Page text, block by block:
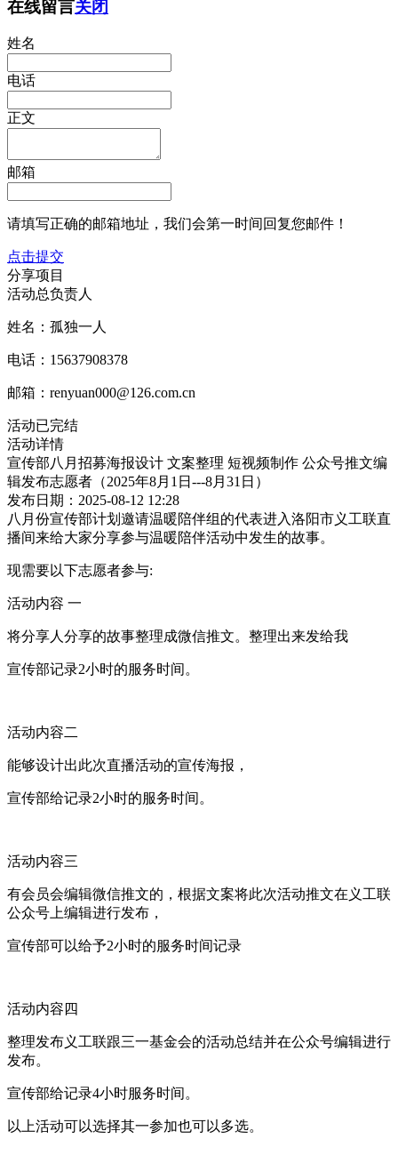
在线留言关闭
姓名
电话
正文
邮箱
请填写正确的邮箱地址，我们会第一时间回复您邮件！
点击提交
分享项目
活动总负责人
姓名：孤独一人
电话：15637908378
邮箱：renyuan000@126.com.cn
活动已完结
活动详情
宣传部八月招募海报设计 文案整理 短视频制作 公众号推文编
辑发布志愿者（2025年8月1日---8月31日）
发布日期：2025-08-12 12:28
八月份宣传部计划邀请温暖陪伴组的代表进入洛阳市义工联直
播间来给大家分享参与温暖陪伴活动中发生的故事。
现需要以下志愿者参与:
活动内容 一
将分享人分享的故事整理成微信推文。整理出来发给我
宣传部记录2小时的服务时间。
活动内容二
能够设计出此次直播活动的宣传海报，
宣传部给记录2小时的服务时间。
活动内容三
有会员会编辑微信推文的，根据文案将此次活动推文在义工联
公众号上编辑进行发布，
宣传部可以给予2小时的服务时间记录
活动内容四
整理发布义工联跟三一基金会的活动总结并在公众号编辑进行
发布。
宣传部给记录4小时服务时间。
以上活动可以选择其一参加也可以多选。